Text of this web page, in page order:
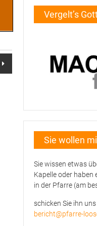
Vergelt’s
Sie wollen
Sie wissen etwas
Kapelle oder haben
in der Pfarre (am
schicken Sie ihn
bericht@pfarre-